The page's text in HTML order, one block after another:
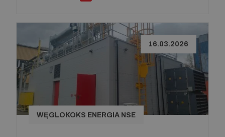
16.03.2026
WĘGLOKOKS ENERGIA NSE